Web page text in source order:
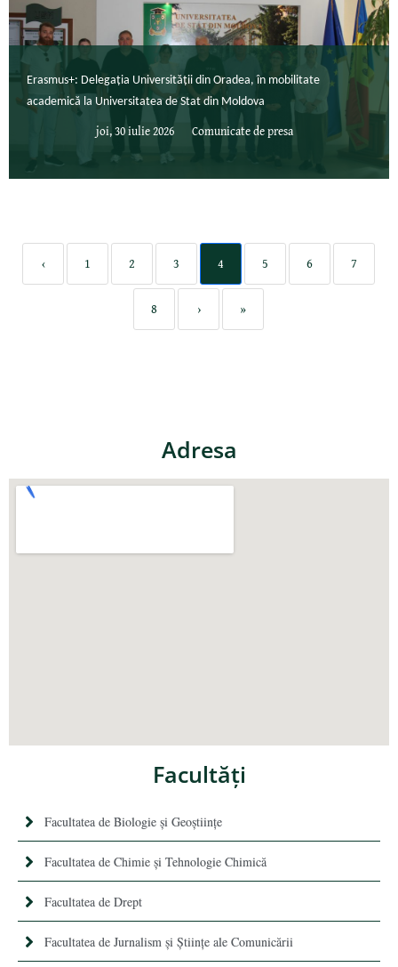
Erasmus+: Delegația Universității din Oradea, în mobilitate
academică la Universitatea de Stat din Moldova
joi, 30 iulie 2026 Comunicate de presa
‹ 1 2 3 4 5 6 7
8 › »
Adresa
Facultăţi
Facultatea de Biologie și Geoștiințe
Facultatea de Chimie şi Tehnologie Chimică
Facultatea de Drept
Facultatea de Jurnalism şi Ştiinţe ale Comunicării